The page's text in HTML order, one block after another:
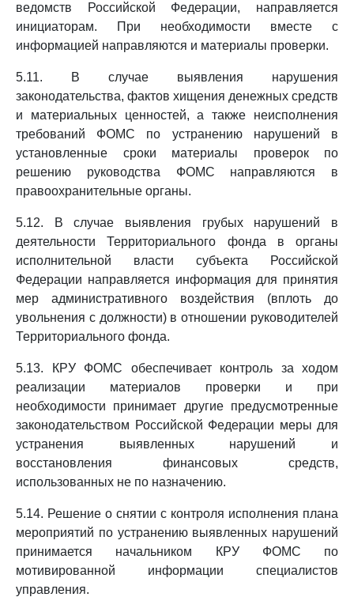
ведомств Российской Федерации, направляется
инициаторам. При необходимости вместе с
информацией направляются и материалы проверки.
5.11. В случае выявления нарушения
законодательства, фактов хищения денежных средств
и материальных ценностей, а также неисполнения
требований ФОМС по устранению нарушений в
установленные сроки материалы проверок по
решению руководства ФОМС направляются в
правоохранительные органы.
5.12. В случае выявления грубых нарушений в
деятельности Территориального фонда в органы
исполнительной власти субъекта Российской
Федерации направляется информация для принятия
мер административного воздействия (вплоть до
увольнения с должности) в отношении руководителей
Территориального фонда.
5.13. КРУ ФОМС обеспечивает контроль за ходом
реализации материалов проверки и при
необходимости принимает другие предусмотренные
законодательством Российской Федерации меры для
устранения выявленных нарушений и
восстановления финансовых средств,
использованных не по назначению.
5.14. Решение о снятии с контроля исполнения плана
мероприятий по устранению выявленных нарушений
принимается начальником КРУ ФОМС по
мотивированной информации специалистов
управления.